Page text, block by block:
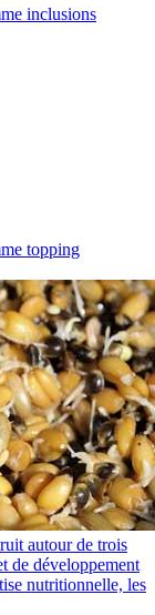
inclusions
topping
autour de trois
de développement
nutritionnelle, les